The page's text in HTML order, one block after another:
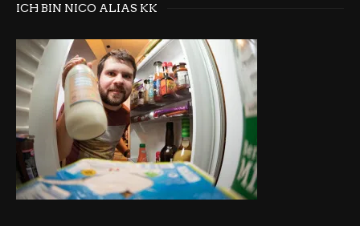
ICH BIN NICO ALIAS KK